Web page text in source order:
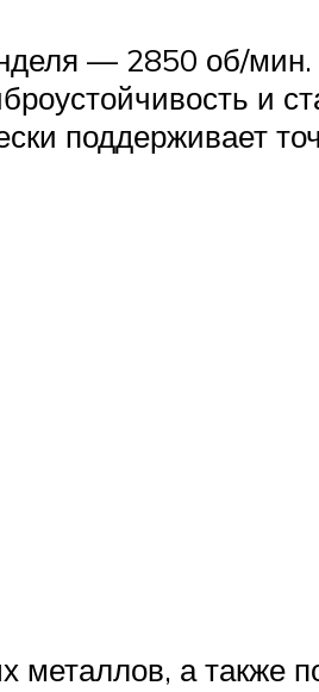
— 2850 об/мин.
и
поддерживает
металлов, а также